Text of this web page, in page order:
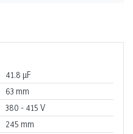
41.8 µF
63 mm
380 - 415 V
245 mm